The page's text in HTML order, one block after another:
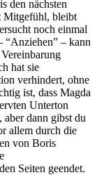
den nächsten
Mitgefühl, bleibt
noch einmal
“Anziehen” – kann
hat sie
verhindert, ohne
ist, dass Magda
Unterton
dann gibst du
allem durch die
von Boris
Seiten geendet.